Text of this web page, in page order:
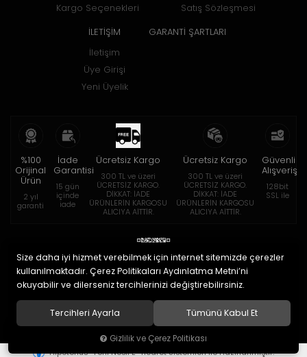
Kargo Seçenekleri
Satış Sözleşmesi
İLETİŞİM
İletişim
Üye Girişi
Yeni Üyelik
GARANTİ ŞARTLARI
%100
Orijinal
Ürün
2 yıl
garanti
İade
Garantisi
15 gün
içinde
iade
Ücretsiz Kargo
300 TL ve üzeri
ÜCRETSİZ KARGO.
DİKKAT: İADE
ÜRÜNLERİN KARGOSU
ALICIYA AİTTİR.
Ücretsiz Kargo
300 TL ve üzeri
ÜCRETSİZ KARGO.
DİKKAT: İADE
ÜRÜNLERİN KARGOSU
ALICIYA AİTTİR.
Güvenli
Alışveriş
128bit
SSL ile
© 2020Eymen Optik Lens Limited Şirketi. Tüm hakları saklıdır.
Hipotenüs Yeni Nesil E-Ticaret Sistemleri ile Hazırlanmıştır.
Size daha iyi hizmet verebilmek için internet sitemizde çerezler
kullanılmaktadır. Çerez Politikaları Aydınlatma Metni’ni
okuyabilir ve dilerseniz tercihlerinizi değiştirebilirsiniz.
Tercihleri Ayarla Tümünü Kabul Et
Gizlilik ve Çerez Politikası